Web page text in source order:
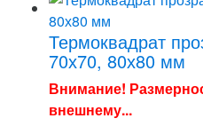
Термоквадрат
70х70, 80х80 мм
Внимание!
внешнему...